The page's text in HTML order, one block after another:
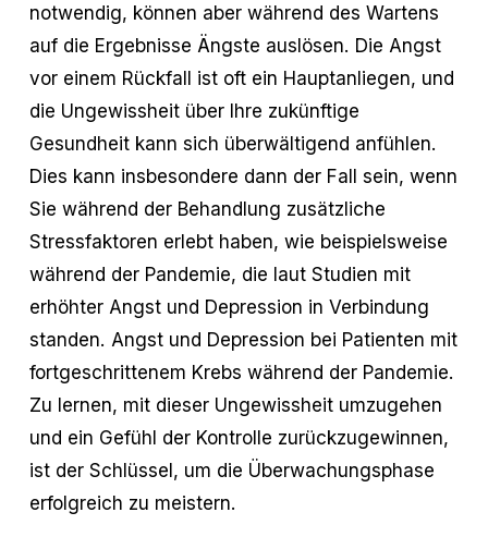
notwendig, können aber während des Wartens
auf die Ergebnisse Ängste auslösen. Die Angst
vor einem Rückfall ist oft ein Hauptanliegen, und
die Ungewissheit über Ihre zukünftige
Gesundheit kann sich überwältigend anfühlen.
Dies kann insbesondere dann der Fall sein, wenn
Sie während der Behandlung zusätzliche
Stressfaktoren erlebt haben, wie beispielsweise
während der Pandemie, die laut Studien mit
erhöhter Angst und Depression in Verbindung
standen. Angst und Depression bei Patienten mit
fortgeschrittenem Krebs während der Pandemie.
Zu lernen, mit dieser Ungewissheit umzugehen
und ein Gefühl der Kontrolle zurückzugewinnen,
ist der Schlüssel, um die Überwachungsphase
erfolgreich zu meistern.